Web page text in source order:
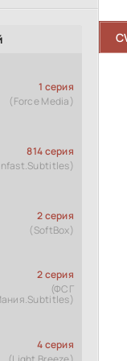
1 серия
(Force Media)
814 серия
2 серия
(SoftBox)
2 серия
(ФСГ
4 серия